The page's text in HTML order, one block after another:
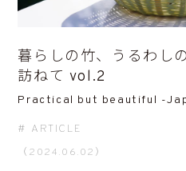
暮らしの竹、うるわし
訪ねて vol.2
Practical but beautiful -
ARTICLE
（2024.06.02）